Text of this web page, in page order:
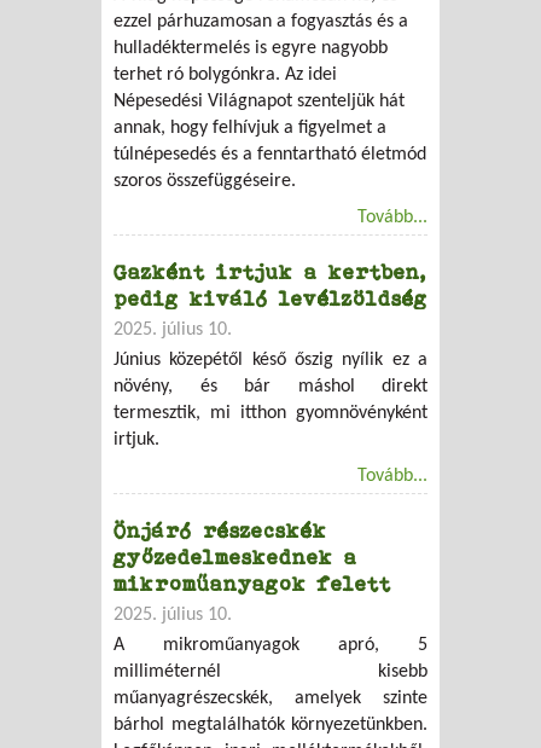
ezzel párhuzamosan a fogyasztás és a
hulladéktermelés is egyre nagyobb
terhet ró bolygónkra. Az idei
Népesedési Világnapot szenteljük hát
annak, hogy felhívjuk a figyelmet a
túlnépesedés és a fenntartható életmód
szoros összefüggéseire.
Tovább...
Gazként irtjuk a kertben,
pedig kiváló levélzöldség
2025. július 10.
Június közepétől késő őszig nyílik ez a
növény, és bár máshol direkt
termesztik, mi itthon gyomnövényként
irtjuk.
Tovább...
Önjáró részecskék
győzedelmeskednek a
mikroműanyagok felett
2025. július 10.
A mikroműanyagok apró, 5
milliméternél kisebb
műanyagrészecskék, amelyek szinte
bárhol megtalálhatók környezetünkben.